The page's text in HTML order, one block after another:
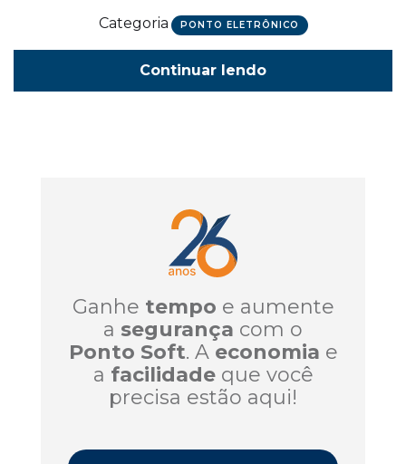
Categoria PONTO ELETRÔNICO
Continuar lendo
Ganhe tempo e aumente
a segurança com o
Ponto Soft. A economia e
a facilidadeque você
precisa estão aqui!